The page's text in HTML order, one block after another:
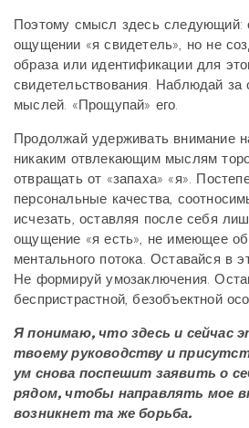
Поэтому смысл здесь следующий:
ощущении «я свидетель», но не
образа или идентификации для
свидетельствования. Наблюдай
мыслей. «Прощупай» его.
Продолжай удерживать внимание
никаким отвлекающим мыслям
отвращать от «запаха» «я».
персональные качества,
исчезать, оставляя после себя
ощущение «я есть», не имеющее
ментального потока. Оставайся в
Не формируй умозаключения.
беспристрастной, безобъектной
Я понимаю, что здесь и сейчас
твоему руководству и
ум снова поспешит заявить о
рядом, чтобы направлять мое
возникнет та же борьба.